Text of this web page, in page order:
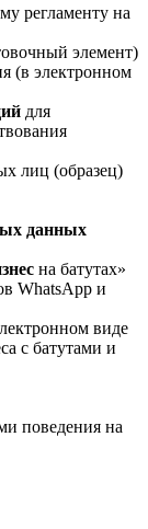
регламенту на
элемент)
(в электронном
для
лиц (образец)
данных
на батутах»
WhatsApp и
виде
с батутами и
поведения на